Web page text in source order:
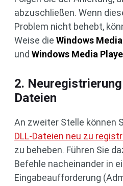
abzuschließen. Wenn
Problem nicht behebt,
Weise die Windows
und Windows Media
2.
Dateien
An zweiter Stelle können
DLL-Dateien neu zu
zu beheben. Führen Sie
Befehle nacheinander in
Eingabeaufforderung